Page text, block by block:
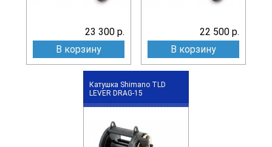
23 300 р.
В корзину
22 500 р.
В корзину
Катушка Shimano TLD
LEVER DRAG-15